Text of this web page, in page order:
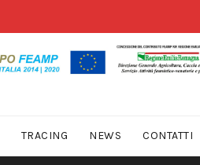
TRACING NEWS CONTATTI